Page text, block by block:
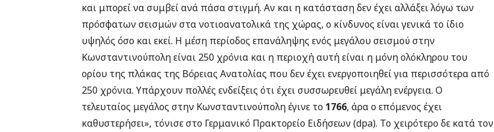
και μπορεί να συμβεί ανά πάσα στιγμή. Αν και η κατάσταση δεν έχει αλλάξει λόγω των
πρόσφατων σεισμών στα νοτιοανατολικά της χώρας, ο κίνδυνος είναι γενικά το ίδιο
υψηλός όσο και εκεί. Η μέση περίοδος επανάληψης ενός μεγάλου σεισμού στην
Κωνσταντινούπολη είναι 250 χρόνια και η περιοχή αυτή είναι η μόνη ολόκληρου του
ορίου της πλάκας της Βόρειας Ανατολίας που δεν έχει ενεργοποιηθεί για περισσότερα από
250 χρόνια. Υπάρχουν πολλές ενδείξεις ότι έχει συσσωρευθεί μεγάλη ενέργεια. Ο
τελευταίος μεγάλος στην Κωνσταντινούπολη έγινε το 1766, άρα ο επόμενος έχει
καθυστερήσει», τόνισε στο Γερμανικό Πρακτορείο Ειδήσεων (dpa). Το χειρότερο δε κατά τον